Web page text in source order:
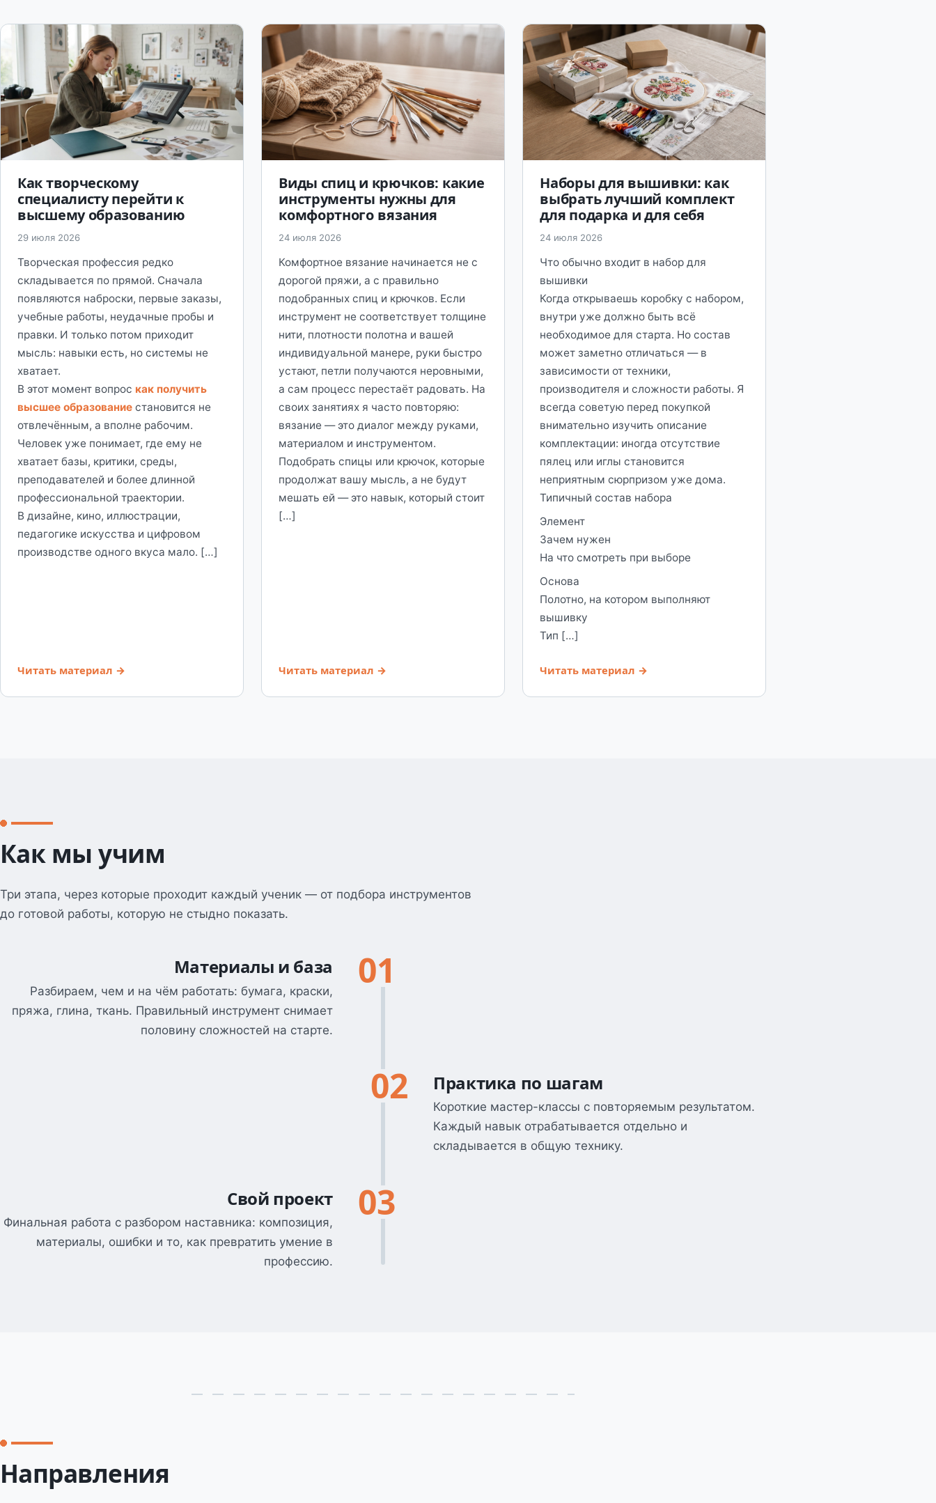
Как творческому
специалисту перейти к
высшему образованию
29 июля 2026
Творческая профессия редко
складывается по прямой. Сначала
появляются наброски, первые заказы,
учебные работы, неудачные пробы и
правки. И только потом приходит
мысль: навыки есть, но системы не
хватает.
В этот момент вопрос как получить
высшее образование становится не
отвлечённым, а вполне рабочим.
Человек уже понимает, где ему не
хватает базы, критики, среды,
преподавателей и более длинной
профессиональной траектории.
В дизайне, кино, иллюстрации,
педагогике искусства и цифровом
производстве одного вкуса мало. […]
Читать материал →
Виды спиц и крючков: какие
инструменты нужны для
комфортного вязания
24 июля 2026
Комфортное вязание начинается не с
дорогой пряжи, а с правильно
подобранных спиц и крючков. Если
инструмент не соответствует толщине
нити, плотности полотна и вашей
индивидуальной манере, руки быстро
устают, петли получаются неровными,
а сам процесс перестаёт радовать. На
своих занятиях я часто повторяю:
вязание — это диалог между руками,
материалом и инструментом.
Подобрать спицы или крючок, которые
продолжат вашу мысль, а не будут
мешать ей — это навык, который стоит
[…]
Читать материал →
Наборы для вышивки: как
выбрать лучший комплект
для подарка и для себя
24 июля 2026
Что обычно входит в набор для
вышивки
Когда открываешь коробку с набором,
внутри уже должно быть всё
необходимое для старта. Но состав
может заметно отличаться — в
зависимости от техники,
производителя и сложности работы. Я
всегда советую перед покупкой
внимательно изучить описание
комплектации: иногда отсутствие
пялец или иглы становится
неприятным сюрпризом уже дома.
Типичный состав набора
Элемент
Зачем нужен
На что смотреть при выборе
Основа
Полотно, на котором выполняют
вышивку
Тип […]
Читать материал →
Как мы учим
Три этапа, через которые проходит каждый ученик — от подбора инструментов
до готовой работы, которую не стыдно показать.
01
Материалы и база
Разбираем, чем и на чём работать: бумага, краски,
пряжа, глина, ткань. Правильный инструмент снимает
половину сложностей на старте.
02 Практика по шагам
Короткие мастер-классы с повторяемым результатом.
Каждый навык отрабатывается отдельно и
складывается в общую технику.
03
Свой проект
Финальная работа с разбором наставника: композиция,
материалы, ошибки и то, как превратить умение в
профессию.
Направления